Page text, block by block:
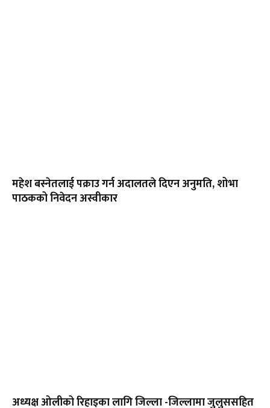
महेश बस्नेतलाई पक्राउ गर्न अदालतले दिएन अनुमति, शोभा
पाठकको निवेदन अस्वीकार
अध्यक्ष ओलीको रिहाइका लागि जिल्ला -जिल्लामा जुलुससहित